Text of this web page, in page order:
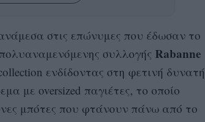
στις επώνυμες που έδωσαν το
συλλογής Rabanne
ενδίδοντας στη φετινή δυνατή
με oversized παγιέτες, το οποίο
μπότες που φτάνουν πάνω από το